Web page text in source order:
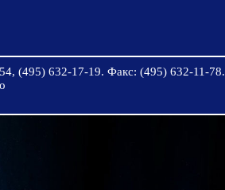
(495) 632-17-19. Факс: (495) 632-11-78.